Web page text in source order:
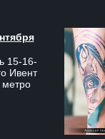
15-16-
Ивент
метро